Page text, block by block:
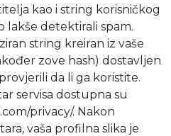
kao i string korisničkog
lakše detektirali spam.
string kreiran iz vaše
zove hash) dostavljen
da li ga koristite.
servisa dostupna su
privacy/. Nakon
vaša profilna slika je